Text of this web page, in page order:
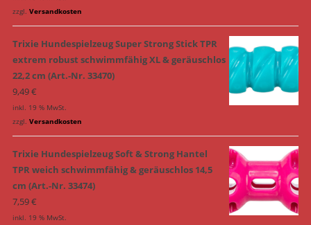
zzgl. Versandkosten
Trixie Hundespielzeug Super Strong Stick TPR
extrem robust schwimmfähig XL & geräuschlos
22,2 cm (Art.-Nr. 33470)
9,49€
inkl. 19 % MwSt.
zzgl. Versandkosten
Trixie Hundespielzeug Soft & Strong Hantel
TPR weich schwimmfähig & geräuschlos 14,5
cm (Art.-Nr. 33474)
7,59€
inkl. 19 % MwSt.